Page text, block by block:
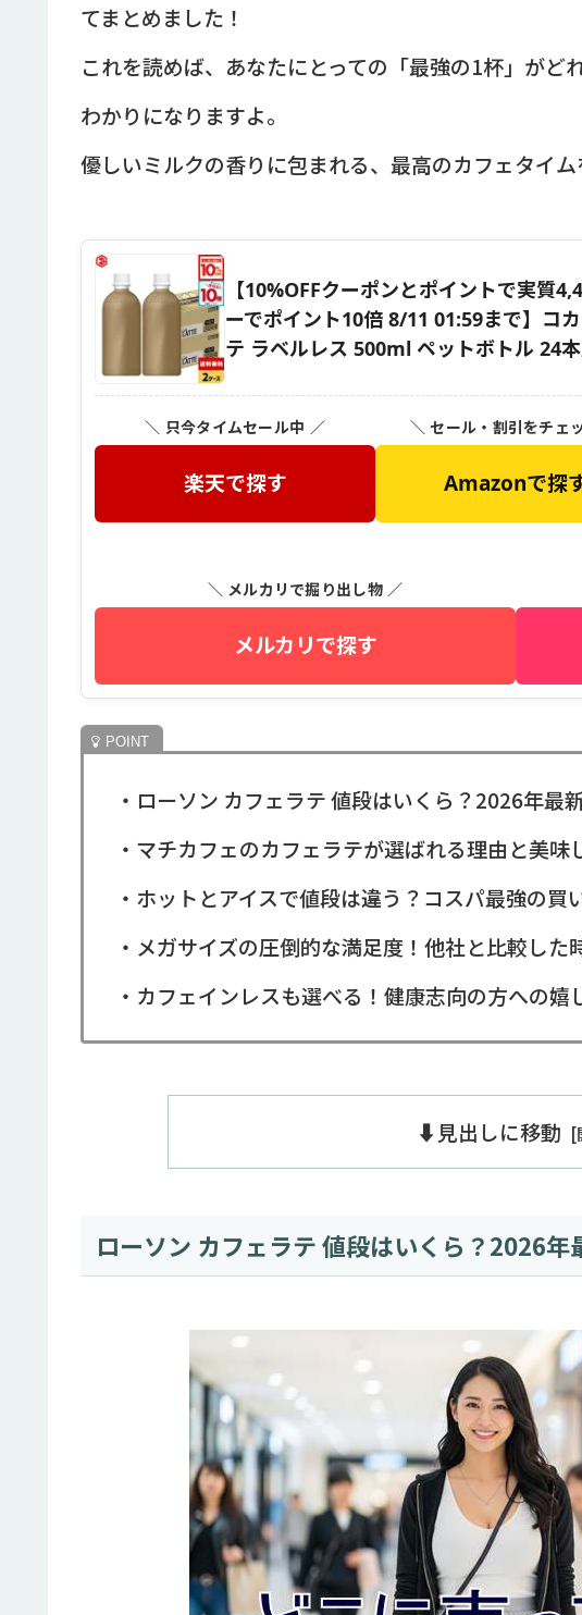
てまとめました！
これを読めば、あなたにとっての「最強の1杯」がど
わかりになりますよ。
優しいミルクの香りに包まれる、最高のカフェタイム
【10%OFFクーポンとポイントで実質
ーでポイント10倍 8/11 01:59まで】コ
テ ラベルレス 500ml ペットボトル 24本
＼ 只今タイムセール中 ／
楽天で探す
＼ セール・割引をチェ
Amazonで探
＼ メルカリで掘り出し物 ／
メルカリで探す
・ローソン カフェラテ 値段はいくら？2026年最
・マチカフェのカフェラテが選ばれる理由と美味
・ホットとアイスで値段は違う？コスパ最強の買
・メガサイズの圧倒的な満足度！他社と比較した
・カフェインレスも選べる！健康志向の方への嬉
⬇️見出しに移動
ローソン カフェラテ 値段はいくら？2026